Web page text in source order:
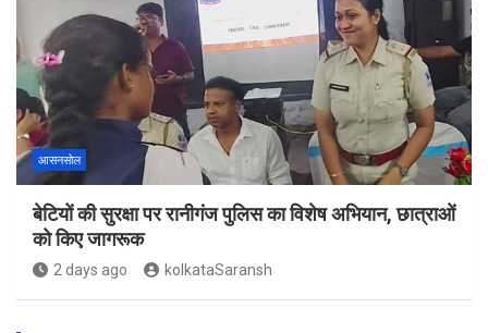
आसनसोल
बेटियों की सुरक्षा पर रानीगंज पुलिस का विशेष अभियान, छात्राओं
को किए जागरूक
2 days ago kolkataSaransh